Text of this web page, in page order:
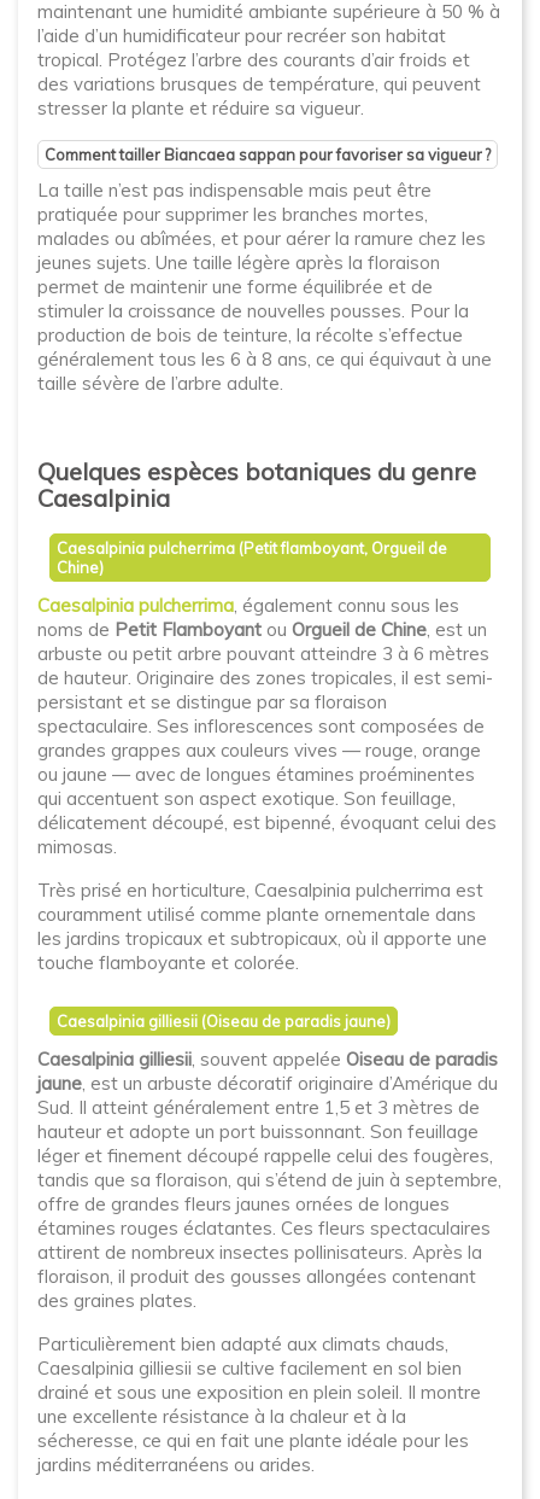
maintenant une humidité ambiante supérieure à 50 % à
l’aide d’un humidificateur pour recréer son habitat
tropical. Protégez l’arbre des courants d’air froids et
des variations brusques de température, qui peuvent
stresser la plante et réduire sa vigueur.
Comment tailler Biancaea sappan pour favoriser sa vigueur ?
La taille n’est pas indispensable mais peut être
pratiquée pour supprimer les branches mortes,
malades ou abîmées, et pour aérer la ramure chez les
jeunes sujets. Une taille légère après la floraison
permet de maintenir une forme équilibrée et de
stimuler la croissance de nouvelles pousses. Pour la
production de bois de teinture, la récolte s’effectue
généralement tous les 6 à 8 ans, ce qui équivaut à une
taille sévère de l’arbre adulte.
Quelques espèces botaniques du genre
Caesalpinia
Caesalpinia pulcherrima (Petit flamboyant, Orgueil de
Chine)
Caesalpinia pulcherrima, également connu sous les
noms de Petit Flamboyant ou Orgueil de Chine, est un
arbuste ou petit arbre pouvant atteindre 3 à 6 mètres
de hauteur. Originaire des zones tropicales, il est semi-
persistant et se distingue par sa floraison
spectaculaire. Ses inflorescences sont composées de
grandes grappes aux couleurs vives — rouge, orange
ou jaune — avec de longues étamines proéminentes
qui accentuent son aspect exotique. Son feuillage,
délicatement découpé, est bipenné, évoquant celui des
mimosas.
Très prisé en horticulture, Caesalpinia pulcherrima est
couramment utilisé comme plante ornementale dans
les jardins tropicaux et subtropicaux, où il apporte une
touche flamboyante et colorée.
Caesalpinia gilliesii (Oiseau de paradis jaune)
Caesalpinia gilliesii, souvent appelée Oiseau de paradis
jaune, est un arbuste décoratif originaire d’Amérique du
Sud. Il atteint généralement entre 1,5 et 3 mètres de
hauteur et adopte un port buissonnant. Son feuillage
léger et finement découpé rappelle celui des fougères,
tandis que sa floraison, qui s’étend de juin à septembre,
offre de grandes fleurs jaunes ornées de longues
étamines rouges éclatantes. Ces fleurs spectaculaires
attirent de nombreux insectes pollinisateurs. Après la
floraison, il produit des gousses allongées contenant
des graines plates.
Particulièrement bien adapté aux climats chauds,
Caesalpinia gilliesii se cultive facilement en sol bien
drainé et sous une exposition en plein soleil. Il montre
une excellente résistance à la chaleur et à la
sécheresse, ce qui en fait une plante idéale pour les
jardins méditerranéens ou arides.